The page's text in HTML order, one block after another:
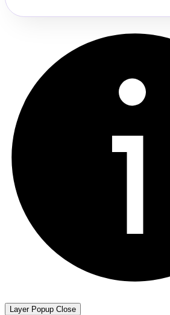
Layer Popup Close